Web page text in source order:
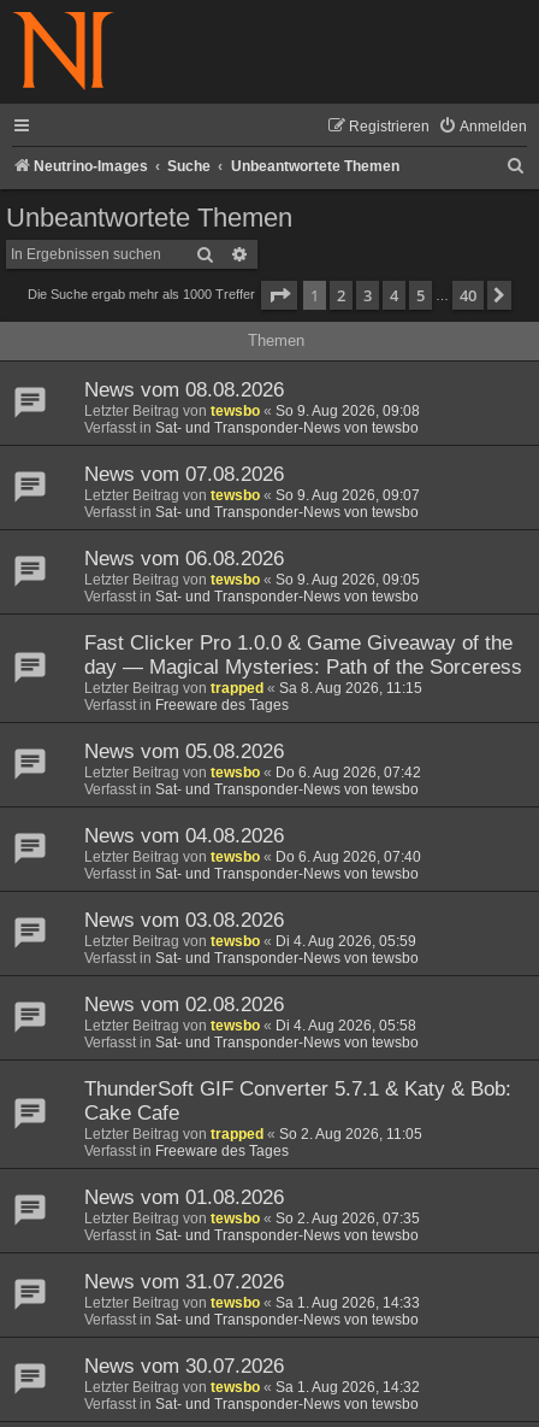
Anmelden
Registrieren
Neutrino-Images Suche Unbeantwortete Themen
Unbeantwortete Themen
Suche
Die Suche ergab mehr als 1000 Treffer Seite 1von 40
1 2 3 4 5 40
Themen
News vom 08.08.2026
Letzter Beitrag von tewsbo « So 9. Aug 2026, 09:08
Verfasst in Sat- und Transponder-News von tewsbo
News vom 07.08.2026
Letzter Beitrag von tewsbo « So 9. Aug 2026, 09:07
Verfasst in Sat- und Transponder-News von tewsbo
News vom 06.08.2026
Letzter Beitrag von tewsbo « So 9. Aug 2026, 09:05
Verfasst in Sat- und Transponder-News von tewsbo
Fast Clicker Pro 1.0.0 & Game Giveaway of the
day — Magical Mysteries: Path of the Sorceress
Letzter Beitrag von trapped « Sa 8. Aug 2026, 11:15
Verfasst in Freeware des Tages
News vom 05.08.2026
Letzter Beitrag von tewsbo « Do 6. Aug 2026, 07:42
Verfasst in Sat- und Transponder-News von tewsbo
News vom 04.08.2026
Letzter Beitrag von tewsbo « Do 6. Aug 2026, 07:40
Verfasst in Sat- und Transponder-News von tewsbo
News vom 03.08.2026
Letzter Beitrag von tewsbo « Di 4. Aug 2026, 05:59
Verfasst in Sat- und Transponder-News von tewsbo
News vom 02.08.2026
Letzter Beitrag von tewsbo « Di 4. Aug 2026, 05:58
Verfasst in Sat- und Transponder-News von tewsbo
ThunderSoft GIF Converter 5.7.1 & Katy & Bob:
Cake Cafe
Letzter Beitrag von trapped « So 2. Aug 2026, 11:05
Verfasst in Freeware des Tages
News vom 01.08.2026
Letzter Beitrag von tewsbo « So 2. Aug 2026, 07:35
Verfasst in Sat- und Transponder-News von tewsbo
News vom 31.07.2026
Letzter Beitrag von tewsbo « Sa 1. Aug 2026, 14:33
Verfasst in Sat- und Transponder-News von tewsbo
News vom 30.07.2026
Letzter Beitrag von tewsbo « Sa 1. Aug 2026, 14:32
Verfasst in Sat- und Transponder-News von tewsbo